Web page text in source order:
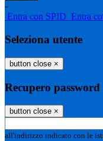
-
Entra con SPID Entra
Seleziona utente
button close ×
Recupero password
button close ×
all'indirizzo indicato con le